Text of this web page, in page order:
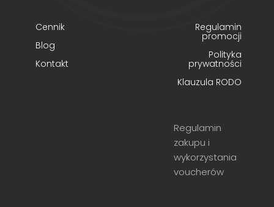
Cennik
Blog
Kontakt
Regulamin
promocji
Polityka
prywatności
Klauzula RODO
Regulamin
zakupu i
wykorzystania
voucherów